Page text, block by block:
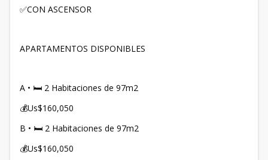
✅CON ASCENSOR
APARTAMENTOS DISPONIBLES
A • 🛏️ 2 Habitaciones de 97m2
💰Us$160,050
B • 🛏️ 2 Habitaciones de 97m2
💰Us$160,050